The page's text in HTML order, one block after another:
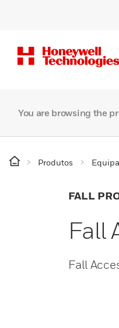
You are browsing the
Produtos
FALL
Fall
Fall